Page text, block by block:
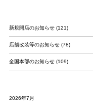
新規開店のお知らせ (121)
店舗改装等のお知らせ (78)
全国本部のお知らせ (109)
2026年7月